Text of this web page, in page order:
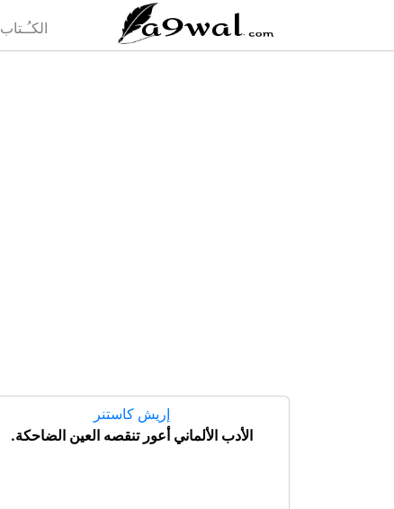
الكـُـتاب
إريش كاستنر
الأدب الألماني أعور تنقصه العين الضاحكة.